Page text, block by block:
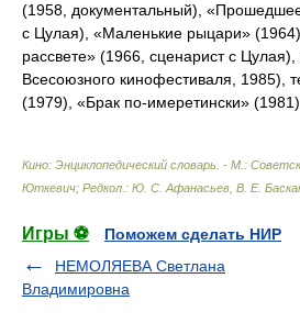
(1958, документальный),
с Цулая), «Маленькие рыцари»
рассвете» (1966, сценарист с
Всесоюзного кинофестиваля, 1985),
(1979), «Брак по-имеретински» (1981)
Кино: Энциклопедический словарь. - М.:
Юткевич; Редкол.: Ю. С. Афанасьев, В. Е.
Игры ⚽
Поможем сделать НИР
НЕМОЛЯЕВА Светлана
Владимировна